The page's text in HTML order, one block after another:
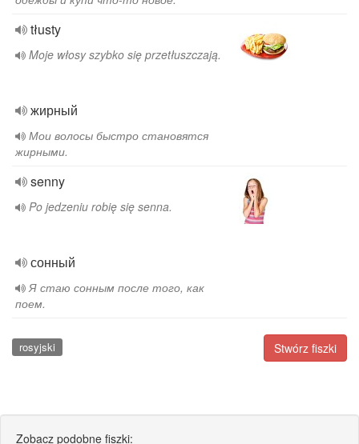
tłusty
Moje włosy szybko się przetłuszczają.
жирный
Мои волосы быстро становятся
жирными.
senny
Po jedzeniu robię się senna.
сонный
Я стаю сонным после того, как
поем.
Stwórz fiszki
rosyjski
Zobacz podobne fiszki: